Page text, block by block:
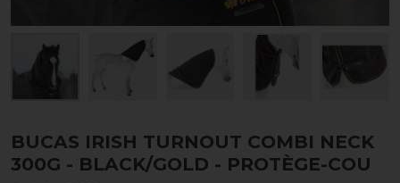
BUCAS IRISH TURNOUT COMBI NECK
300G - BLACK/GOLD - PROTÈGE-COU